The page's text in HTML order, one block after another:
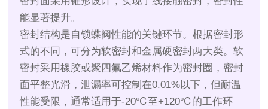
能显著提升。
密封结构是自锁蝶阀性能的关键环节。根据密封形
式的不同，可分为软密封和金属硬密封两大类。软
密封采用橡胶或聚四氟乙烯材料作为密封圈，密封
面平整光滑，泄漏率可控制在0.01%以下，但耐温
性能受限，通常适用于-20℃至+120℃的工作环